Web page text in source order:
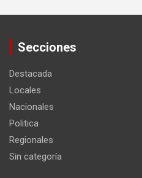
Secciones
Destacada
Locales
Nacionales
Politica
Regionales
Sin categoría